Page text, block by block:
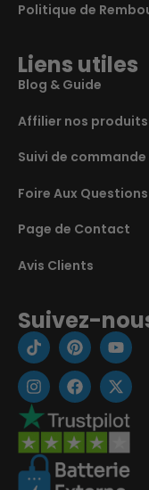
Politique de
Liens utiles
Blog & Guide
Affilier nos produits
Suivi de commande
Foire Aux Questions
Page de Contact
Avis Clients
Suivez-